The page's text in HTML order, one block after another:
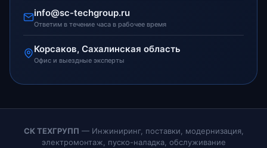
info@sc-techgroup.ru
Ответим в течение часа в рабочее время
Корсаков, Сахалинская область
Офис и выездные эксперты
СК ТЕХГРУПП — Инжиниринг, поставки, модернизация,
электромонтаж, пуско-наладка, обслуживание